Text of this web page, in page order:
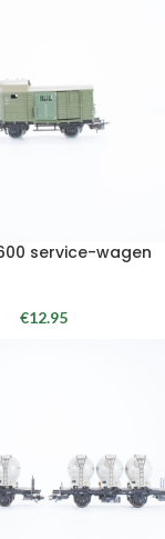
service-wagen
€12.95